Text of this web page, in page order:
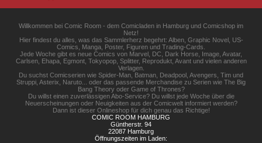
Willkommen bei Comic Room - dem Comicladen in Hamburg und Comicshop im
Netz!
Hier findest du alles, was das Sammlerherz begehrt: Alben, Graphic Novel, US-
Comics, Manga, Poster, Figuren und Trading-Cards.
Jede Woche gibt es neue Comics von Marvel, DC, Dark Horse, Image, Avatar,
Carlsen, Ehapa, Egmont, Tokyopop, Splitter, Reprodukt, Avant und vielen anderen
Verlagen.
Du suchst Comicserien wie Spider-Man, Batman, Deadpool, Avengers, Tim und
Struppi, Asterix, Naruto... oder das passende Merchandise zu Serien wie The Big
Bang Theory oder Game of Thrones?
Du willst einen zuverlässigen Abo-Service? Du willst jede Woche über die
Neuerscheinungen oder Neuigkeiten aus der Comicwelt informiert werden?
Dann ist dieser Onlineshop für dich genau das Richtige!
COMIC ROOM HAMBURG
Güntherstr. 94
22087 Hamburg
Öffnungszeiten im Laden: